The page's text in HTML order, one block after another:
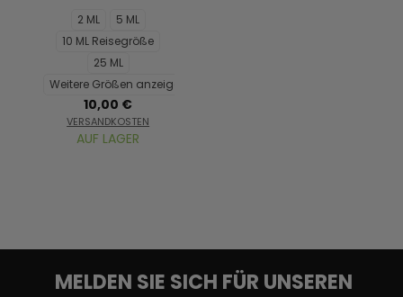
2 ML
5 ML
10 ML Reisegröße
25 ML
Weitere Größen anzeigen...
10,00 €
VERSANDKOSTEN
AUF LAGER
MELDEN SIE SICH FÜR UNSEREN